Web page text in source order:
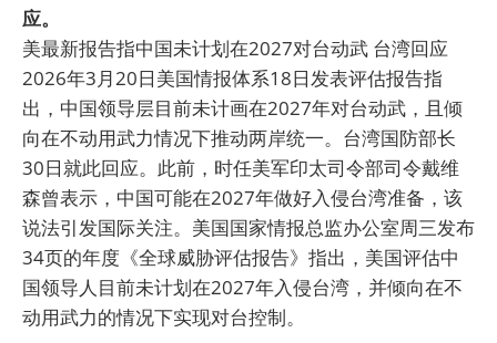
应。
美最新报告指中国未计划在2027对台动武 台湾回应
2026年3月20日美国情报体系18日发表评估报告指
出，中国领导层目前未计画在2027年对台动武，且倾
向在不动用武力情况下推动两岸统一。台湾国防部长
30日就此回应。此前，时任美军印太司令部司令戴维
森曾表示，中国可能在2027年做好入侵台湾准备，该
说法引发国际关注。美国国家情报总监办公室周三发布
34页的年度《全球威胁评估报告》指出，美国评估中
国领导人目前未计划在2027年入侵台湾，并倾向在不
动用武力的情况下实现对台控制。